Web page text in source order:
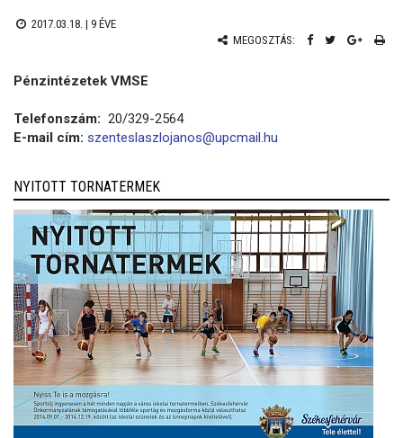
2017.03.18. | 9 ÉVE
MEGOSZTÁS:
Pénzintézetek VMSE
Telefonszám: 20/329-2564
E-mail cím: szenteslaszlojanos@upcmail.hu
NYITOTT TORNATERMEK